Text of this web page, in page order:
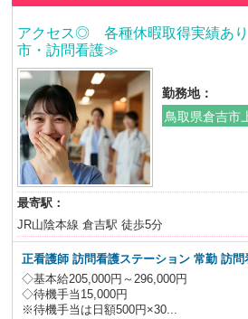
アクセス◎ 各種休暇取得実績あ
市・訪問看護≫
勤務地：
鳥取県倉吉市
最寄駅：
JR山陰本線 倉吉駅 徒歩5分
正看護師 訪問看護ステーション 常勤 訪問
◇基本給205,000円～296,000円
◇待機手当15,000円
※待機手当は日額500円×30...